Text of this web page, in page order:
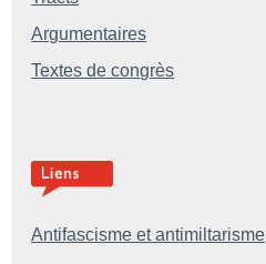
Argumentaires
Textes de congrès
Antifascisme et antimiltarisme